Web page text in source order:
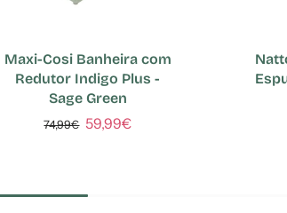
Maxi-Cosi Banheira com
Redutor Indigo Plus -
Sage Green
74,99€ 59,99€